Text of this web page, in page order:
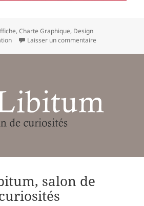
,Charte Graphique, Design
Laisser un commentaire
salon de